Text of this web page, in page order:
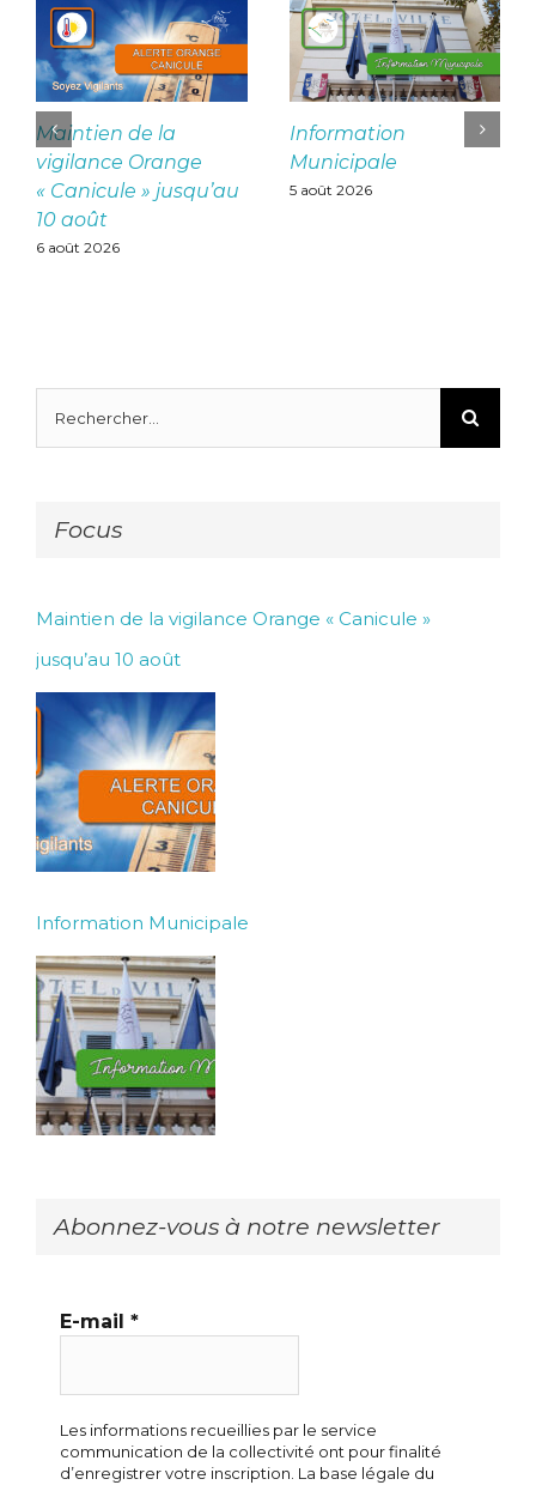
Maintien de la
vigilance Orange
« Canicule » jusqu’au
10 août
6 août 2026
Information
Municipale
5 août 2026
Rechercher:
Focus
Maintien de la vigilance Orange « Canicule »
jusqu’au 10 août
Information Municipale
Abonnez-vous à notre newsletter
E-mail *
Les informations recueillies par le service
communication de la collectivité ont pour finalité
d’enregistrer votre inscription. La base légale du